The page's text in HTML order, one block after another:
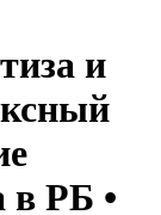
и
в РБ •